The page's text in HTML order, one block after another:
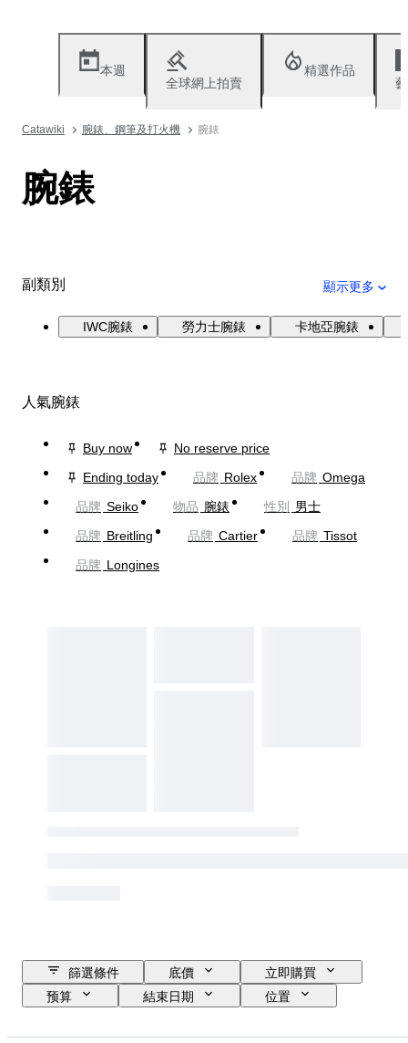
本週
全球網上拍賣
精選作品
Catawiki 腕錶、鋼筆及打火機 腕錶
腕錶
副類別 顯示更多
IWC腕錶 勞力士腕錶 卡地亞腕錶
人氣腕錶
Buy now
No reserve price
Ending today
品牌 Rolex 品牌 Omega
品牌 Seiko 物品 腕錶 性別
男士
品牌 Breitling 品牌 Cartier 品牌 Tissot
品牌 Longines
篩選條件 底價
立即購買
预算
結束日期
位置